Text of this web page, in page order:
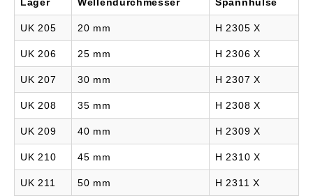
UK 205 20 mm H 2305 X
UK 206 25 mm H 2306 X
UK 207 30 mm H 2307 X
UK 208 35 mm H 2308 X
UK 209 40 mm H 2309 X
UK 210 45 mm H 2310 X
UK 211 50 mm H 2311 X